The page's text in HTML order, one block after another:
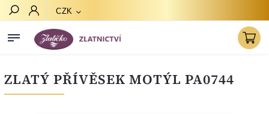
CZK
ZLATÝ PŘÍVĚSEK MOTÝL PA0744